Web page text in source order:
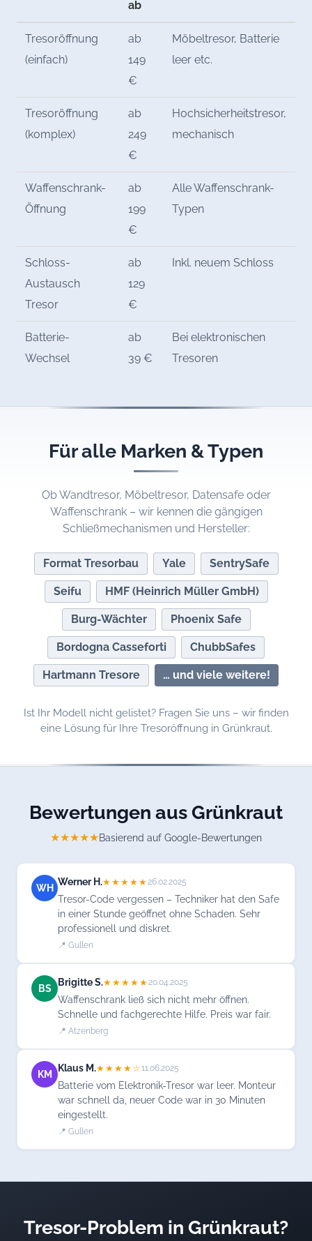
ab
Tresoröffnung
(einfach)
ab
149
€
Möbeltresor, Batterie
leer etc.
Tresoröffnung
(komplex)
ab
249
€
Hochsicherheitstresor,
mechanisch
Waffenschrank-
Öffnung
ab
199
€
Alle Waffenschrank-
Typen
Schloss-
Austausch
Tresor
ab
129
€
Inkl. neuem Schloss
Batterie-
Wechsel
ab
39 €
Bei elektronischen
Tresoren
Für alle Marken & Typen
Ob Wandtresor, Möbeltresor, Datensafe oder
Waffenschrank – wir kennen die gängigen
Schließmechanismen und Hersteller:
Format Tresorbau Yale SentrySafe
Seifu HMF (Heinrich Müller GmbH)
Burg-Wächter Phoenix Safe
Bordogna Casseforti ChubbSafes
Hartmann Tresore … und viele weitere!
Ist Ihr Modell nicht gelistet? Fragen Sie uns – wir finden
eine Lösung für Ihre Tresoröffnung in Grünkraut.
Bewertungen aus Grünkraut
★★★★★Basierend auf Google-Bewertungen
WH
Werner H.★★★★★26.02.2025
Tresor-Code vergessen – Techniker hat den Safe
in einer Stunde geöffnet ohne Schaden. Sehr
professionell und diskret.
📍 Gullen
BS
Brigitte S.★★★★★20.04.2025
Waffenschrank ließ sich nicht mehr öffnen.
Schnelle und fachgerechte Hilfe. Preis war fair.
📍 Atzenberg
KM
Klaus M.★★★★☆11.06.2025
Batterie vom Elektronik-Tresor war leer. Monteur
war schnell da, neuer Code war in 30 Minuten
eingestellt.
📍 Gullen
Tresor-Problem in Grünkraut?